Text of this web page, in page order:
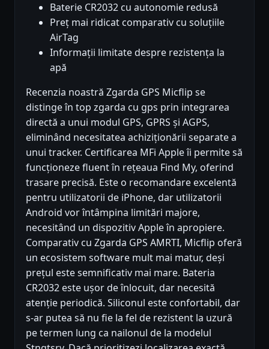
Baterie CR2032 cu autonomie redusă
Preț mai ridicat comparativ cu soluțiile
AirTag
Informații limitate despre rezistența la
apă
Recenzia noastră Zgarda GPS Micflip se
distinge în top zgarda cu gps prin integrarea
directă a unui modul GPS, GPRS și AGPS,
eliminând necesitatea achiziționării separate a
unui tracker. Certificarea MFi Apple îi permite să
funcționeze fluent în rețeaua Find My, oferind
trasare precisă. Este o recomandare excelentă
pentru utilizatorii de iPhone, dar utilizatorii
Android vor întâmpina limitări majore,
necesitând un dispozitiv Apple în apropiere.
Comparativ cu Zgarda GPS AMRTI, Micflip oferă
un ecosistem software mult mai matur, deși
prețul este semnificativ mai mare. Bateria
CR2032 este ușor de înlocuit, dar necesită
atenție periodică. Siliconul este confortabil, dar
s-ar putea să nu fie la fel de rezistent la uzură
pe termen lung ca nailonul de la modelul